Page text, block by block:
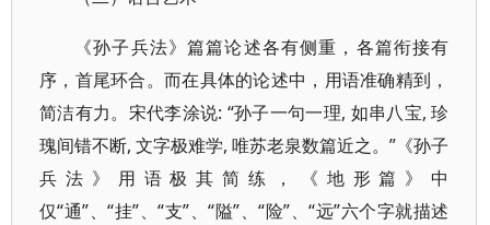
《孙子兵法》篇篇论述各有侧重，各篇衔接有
序，首尾环合。而在具体的论述中，用语准确精到，
简洁有力。宋代李涂说: “孙子一句一理, 如串八宝, 珍
瑰间错不断, 文字极难学, 唯苏老泉数篇近之。”《孙子
兵法》用语极其简练，《地形篇》中
仅“通”、“挂”、“支”、“隘”、“险”、“远”六个字就描述